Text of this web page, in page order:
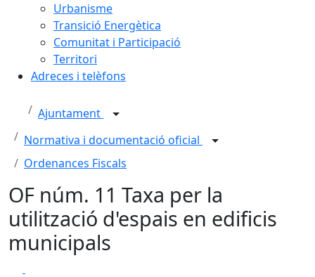
Urbanisme
Transició Energètica
Comunitat i Participació
Territori
Adreces i telèfons
Ajuntament
Normativa i documentació oficial
Ordenances Fiscals
OF núm. 11 Taxa per la
utilització d'espais en edificis
municipals